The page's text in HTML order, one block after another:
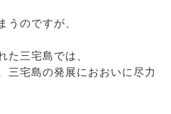
うのですが、
た三宅島では、
三宅島の発展におおいに尽力